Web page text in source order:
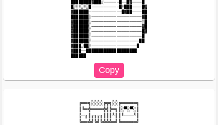
████████▓███░──────█──█▓────█
█░░░░░░█───────────█░███────█▓
▓██████─────────────█▓██────██
███████░────────────────────▓█
▓██████░────────────────────░█
▓██████░────────────────────▓█
▓██████░────────────────────█▓
▓██████░────────────────────█
▓██████░───────────────────██
▓███░██░──────────────────█
▓███──████████████████████
╔══╗░░░░╔╦╗░░╔═════╗
║╚═╬════╬╣╠═╗║░▀░▀░║
╠═╗║╔╗╔╗║║║╩╣║╚═══╝║